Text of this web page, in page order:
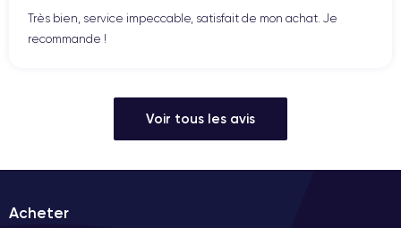
Très bien, service impeccable, satisfait de mon achat. Je
recommande !
Voir tous les avis
Acheter